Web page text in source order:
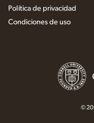
Política de privacidad
Condiciones de uso
©